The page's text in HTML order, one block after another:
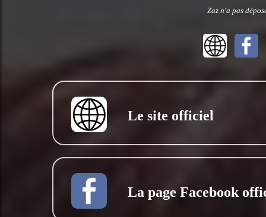
Zaz n'a pas
Le site officiel
La page Facebook